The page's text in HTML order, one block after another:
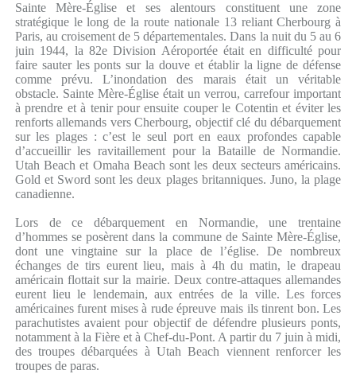
Sainte Mère-Église et ses alentours constituent une zone
stratégique le long de la route nationale 13 reliant Cherbourg à
Paris, au croisement de 5 départementales. Dans la nuit du 5 au 6
juin 1944, la 82e Division Aéroportée était en difficulté pour
faire sauter les ponts sur la douve et établir la ligne de défense
comme prévu. L’inondation des marais était un véritable
obstacle. Sainte Mère-Église était un verrou, carrefour important
à prendre et à tenir pour ensuite couper le Cotentin et éviter les
renforts allemands vers Cherbourg, objectif clé du débarquement
sur les plages : c’est le seul port en eaux profondes capable
d’accueillir les ravitaillement pour la Bataille de Normandie.
Utah Beach et Omaha Beach sont les deux secteurs américains.
Gold et Sword sont les deux plages britanniques. Juno, la plage
canadienne.
Lors de ce débarquement en Normandie, une trentaine
d’hommes se posèrent dans la commune de Sainte Mère-Église,
dont une vingtaine sur la place de l’église. De nombreux
échanges de tirs eurent lieu, mais à 4h du matin, le drapeau
américain flottait sur la mairie. Deux contre-attaques allemandes
eurent lieu le lendemain, aux entrées de la ville. Les forces
américaines furent mises à rude épreuve mais ils tinrent bon. Les
parachutistes avaient pour objectif de défendre plusieurs ponts,
notamment à la Fière et à Chef-du-Pont. A partir du 7 juin à midi,
des troupes débarquées à Utah Beach viennent renforcer les
troupes de paras.